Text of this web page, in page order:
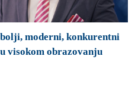
moderni, konkurentni
visokom obrazovanju